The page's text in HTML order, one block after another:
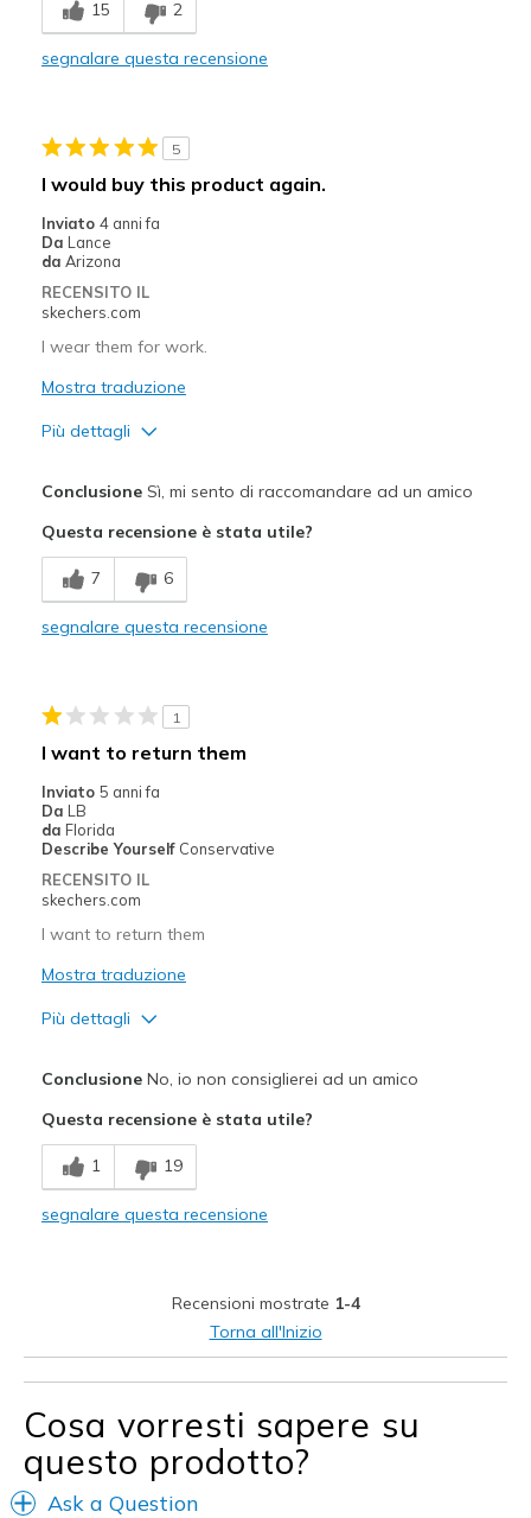
Comfortable
Migliori Utilizzi:
Going Out
Width
15 2
segnalare questa recensione
5
I would buy this product again.
Inviato 4 anni fa
Da Lance
da Arizona
RECENSITO IL
skechers.com
I wear them for work.
Mostra traduzione
Più dettagli
Migliori Utilizzi:
Casual Wear
View On Shoes
Shoes are for Wearing
ConclusioneSì, mi sento di raccomandare ad un amico
Questa recensione è stata utile?
7 6
segnalare questa recensione
1
I want to return them
Inviato 5 anni fa
Da LB
da Florida
Describe Yourself Conservative
RECENSITO IL
skechers.com
I want to return them
Mostra traduzione
Più dettagli
Migliori Utilizzi:
Casual Wear
Travel
Feels true to size
ConclusioneNo, io non consiglierei ad un amico
Questa recensione è stata utile?
1 19
segnalare questa recensione
Recensioni mostrate 1-4
Torna all'Inizio
Cosa vorresti sapere su
questo prodotto?
Ask a Question